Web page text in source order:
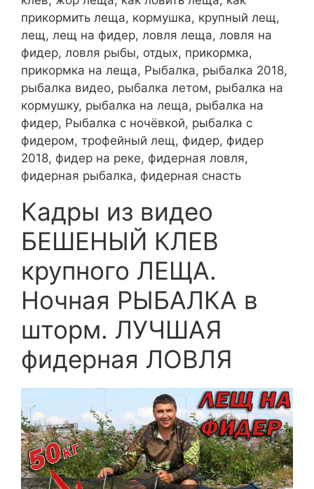
прикормить леща, кормушка, крупный лещ,
лещ, лещ на фидер, ловля леща, ловля на
фидер, ловля рыбы, отдых, прикормка,
прикормка на леща, Рыбалка, рыбалка 2018,
рыбалка видео, рыбалка летом, рыбалка на
кормушку, рыбалка на леща, рыбалка на
фидер, Рыбалка с ночёвкой, рыбалка с
фидером, трофейный лещ, фидер, фидер
2018, фидер на реке, фидерная ловля,
фидерная рыбалка, фидерная снасть
Кадры из видео
БЕШЕНЫЙ КЛЕВ
крупного ЛЕЩА.
Ночная РЫБАЛКА в
шторм. ЛУЧШАЯ
фидерная ЛОВЛЯ